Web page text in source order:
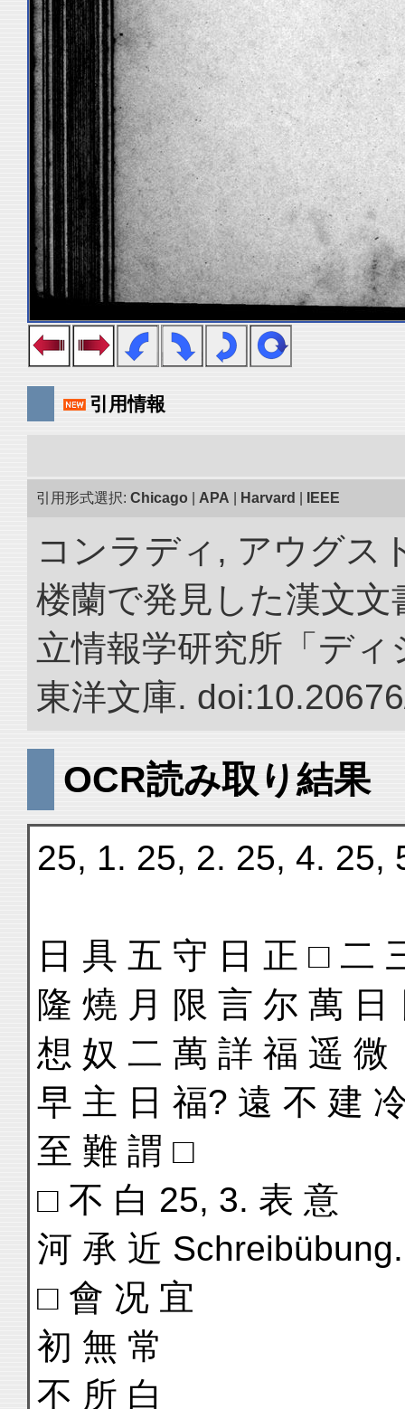
引用情報
引用形式選択: Chicago APA Harvard IEEE
コンラディ, アウグス
楼蘭で発見した漢文文
立情報学研究所「デ
東洋文庫.
OCR読み取り結果
25, 1. 25, 2. 25, 4. 25,
日 具 五 守 日 正 □ 二
隆 燒 月 限 言 尔 萬 日
想 奴 二 萬 詳 福 遥 微
早 主 日 福? 遠 不 建
至 難 謂 □
□ 不 白 25, 3. 表 意
河 承 近
□ 會 况 宜
初 無 常
不 所 白